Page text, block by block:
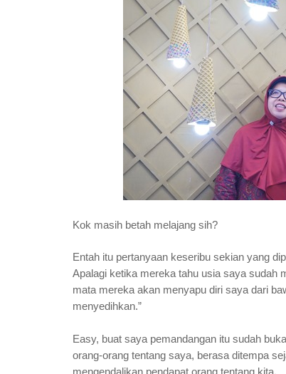
Kok masih betah melajang sih?
Entah itu pertanyaan keseribu sekian yang
Apalagi ketika mereka tahu usia saya sudah
mata mereka akan menyapu diri saya dari
menyedihkan.”
Easy, buat saya pemandangan itu sudah
orang-orang tentang saya, berasa ditempa
mengendalikan pendapat orang tentang kita.